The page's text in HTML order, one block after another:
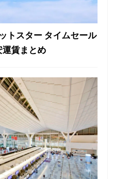
トスター タイムセール
賃まとめ